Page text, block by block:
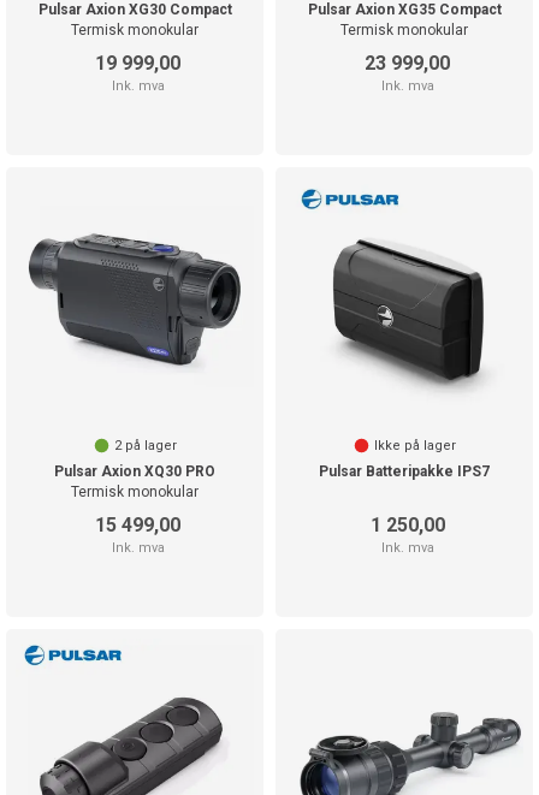
Pulsar Axion XG30 Compact
Termisk monokular
19 999,00
Ink. mva
Pulsar Axion XG35 Compact
Termisk monokular
23 999,00
Ink. mva
2på lager
Pulsar Axion XQ30 PRO
Termisk monokular
15 499,00
Ink. mva
Ikke på lager
Pulsar Batteripakke IPS7
1 250,00
Ink. mva